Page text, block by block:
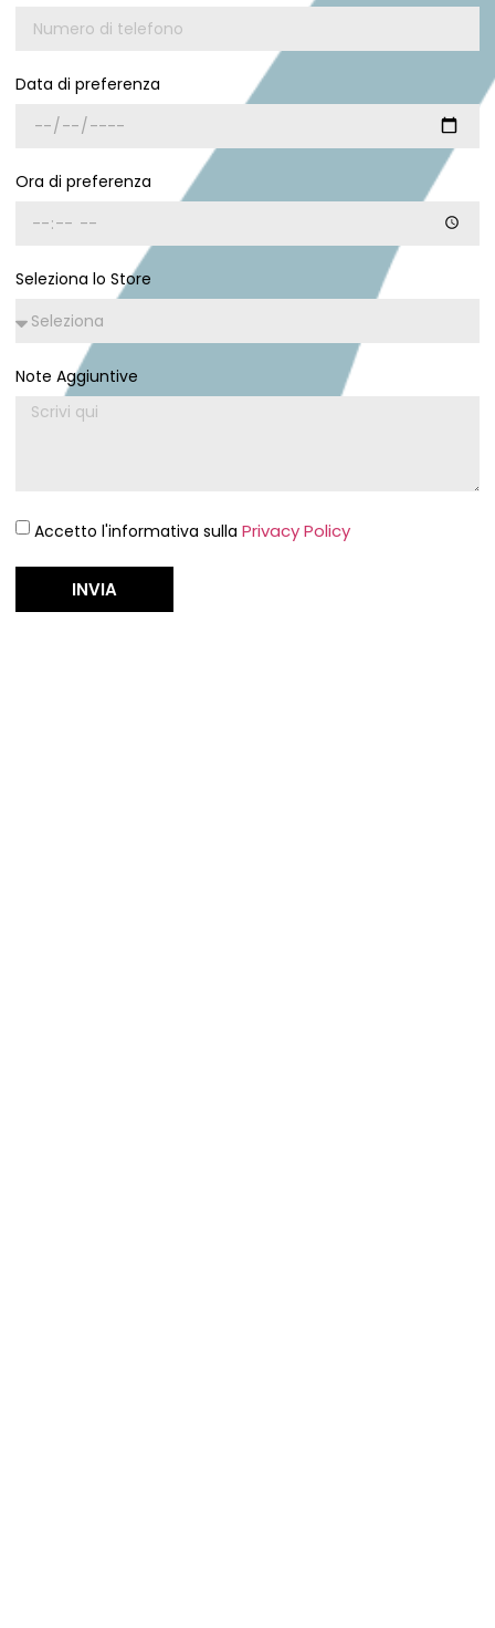
Data di preferenza
Ora di preferenza
Seleziona lo Store
Note Aggiuntive
Accetto l'informativa sulla Privacy Policy
INVIA